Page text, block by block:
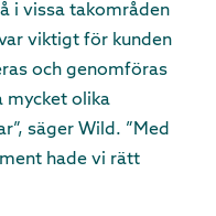
i vissa takområden
viktigt för kunden
och genomföras
mycket olika
säger Wild. ”Med
hade vi rätt